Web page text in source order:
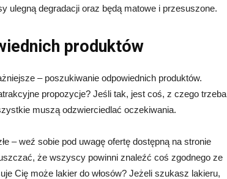
ulegną degradacji oraz będą matowe i przesuszone.
produktów
– poszukiwanie odpowiednich produktów.
propozycje? Jeśli tak, jest coś, z czego trzeba
muszą odzwierciedlać oczekiwania.
– weź sobie pod uwagę ofertę dostępną na stronie
że wszyscy powinni znaleźć coś zgodnego ze
Cię może lakier do włosów? Jeżeli szukasz lakieru,